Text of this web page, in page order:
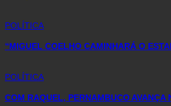
POLÍTICA
“MIGUEL COELHO CAMINHARÁ O
POLÍTICA
COM RAQUEL, PERNAMBUCO